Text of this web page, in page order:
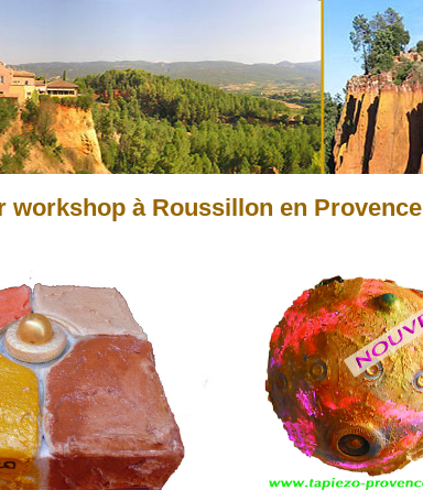
workshop à Roussillon en Provence